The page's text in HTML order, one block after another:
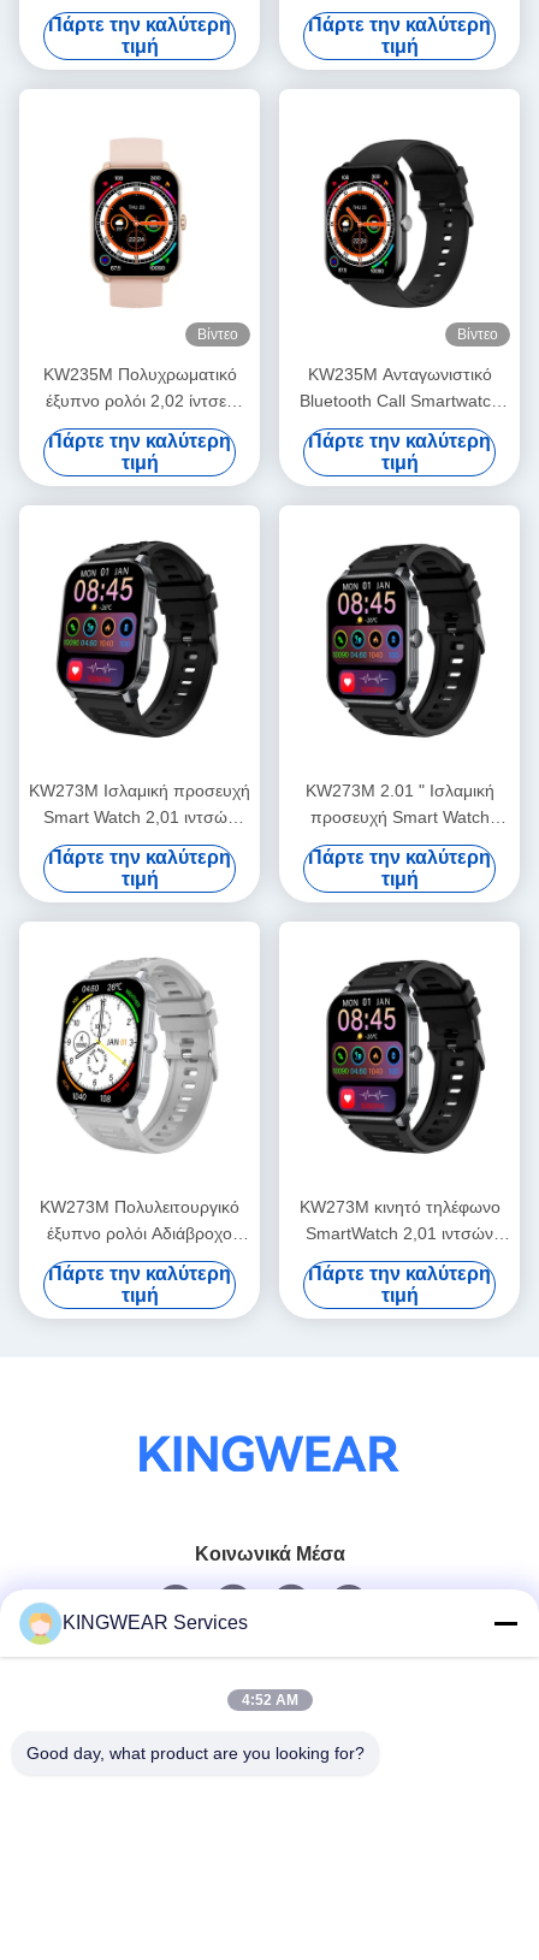
Watch, Smart Fitness Watch
με καρδιακό ρυθμό
Πάρτε την καλύτερη
τιμή
χρώμα Αδιάβροχο IP68
Smartwatch
Πάρτε την καλύτερη
τιμή
Βίντεο
KW235M Πολυχρωματικό
έξυπνο ρολόι 2,02 ίντσες
24/7 Παρακολούθηση υγείας
Smartwatch Αδιάβροχο IP68
Πάρτε την καλύτερη
τιμή
Βίντεο
KW235M Ανταγωνιστικό
Bluetooth Call Smartwatch
2.02 ίντσες IP68 Αθλητικό
Smartwatch Υγείας
Πάρτε την καλύτερη
τιμή
KW273M Ισλαμική προσευχή
Smart Watch 2,01 ιντσών
Smartwatch Με Bluetooth
κλήση
Πάρτε την καλύτερη
τιμή
KW273M 2.01 " Ισλαμική
προσευχή Smart Watch
Bluetooth κλήση / ύπνο
Monitor Smartwatch
Αδιάβροχο
Πάρτε την καλύτερη
τιμή
KW273M Πολυλειτουργικό
έξυπνο ρολόι Αδιάβροχο
κολύμπι έξυπνο ρολόι 2,01
ίντσες
Πάρτε την καλύτερη
τιμή
KW273M κινητό τηλέφωνο
SmartWatch 2,01 ιντσών
ανταγωνιστικό ιχνηλατητή
φυσικής κατάστασης Smart
Watch
Πάρτε την καλύτερη
τιμή
Κοινωνικά Μέσα
Γρήγορη επικοινωνία
86-0755-2357-6886
KINGWEAR Services
4:52 AM
Good day, what product are you looking for?